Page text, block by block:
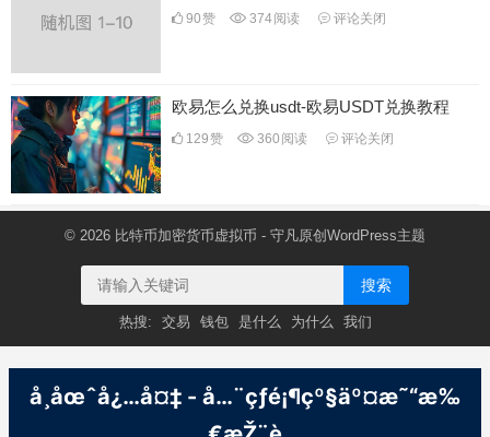
90赞 374阅读 评论关闭
欧易怎么兑换usdt-欧易USDT兑换教程
129赞 360 阅读 评论关闭
© 2026 比特币加密货币虚拟币 - 守凡原创 WordPress主题
搜索
热搜: 交易 钱包 是什么 为什么 我们